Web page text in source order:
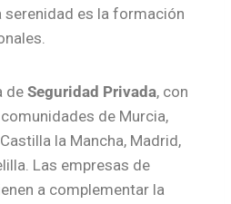
serenidad es la formación
de Seguridad Privada, con
de Murcia,
la Mancha, Madrid,
Las empresas de
a complementar la